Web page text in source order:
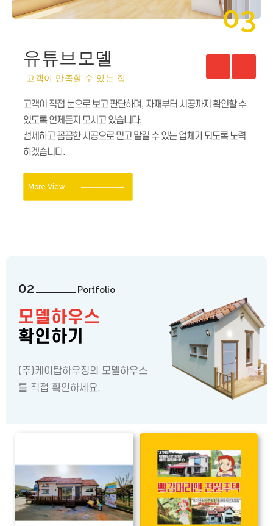
03
유튜브모델
고객이 만족할 수 있는 집
고객이 직접 눈으로 보고 판단하며, 자재부터 시공까지 확인할 수
있도록 언제든지 모시고 있습니다.
섬세하고 꼼꼼한 시공으로 믿고 맡길 수 있는 업체가 되도록 노력
하겠습니다.
More View
01
모델하우스
오직 당신만을 위한 작은 전원주택
작은 토지만 있다면, 나만의 쉼터공간으로 만들 수 있습니다.
독창적인 창의성과 끊임없는 도전으로실용적이고 편안함을 주는
아름다운 주거공간을 위해 최선을 다하고 있습니다.
02 Portfolio
모델하우스
확인하기
(주)케이탑하우징의 모델하우스
를 직접 확인하세요.